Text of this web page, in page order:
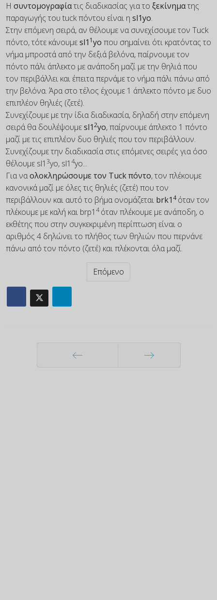
Η συντομογραφίατις διαδικασίας για το ξεκίνηματης
παραγωγής του tuck πόντου είναι η sl1yo.
Στην επόμενη σειρά, αν θέλουμε να συνεχίσουμε τον Tuck
πόντο, τότε κάνουμεsl1 1yo που σημαίνει ότι κρατόντας το
νήμα μπροστά από την δεξιά βελόνα, παίρνουμε τον
πόντο πάλι άπλεκτο με ανάποδη μαζί με την θηλιά που
τον περιβάλλει και έπειτα περνάμε το νήμα πάλι πάνω από
την βελόνα. Άρα στο τέλος έχουμε 1 άπλεκτο πόντο με δυο
επιπλέον θηλιές (ζετέ).
Συνεχίζουμε με την ίδια διαδικασία, δηλαδή στην επόμενη
σειρά θα δουλέψουμεsl12yo, παίρνουμε άπλεκτο 1 πόντο
μαζί με τις επιπλέον δυο θηλιές που τον περιβάλλουν.
Συνεχίζουμε την διαδικασία στις επόμενες σειρές για όσο
θέλουμε sl1 3yo, sl1 4yo...
Για ναολοκληρώσουμε τον Tuck πόντο, τον πλέκουμε
κανονικά μαζί με όλες τις θηλιές (ζετέ) που τον
περιβάλλουν και αυτό το βήμα ονομάζεται brk1 4όταν τον
πλέκουμε με καλή και brp1 4όταν πλέκουμε με ανάποδη, ο
εκθέτης που στην συγκεκριμένη περίπτωση είναι ο
αριθμός 4 δηλώνει το πλήθος των θηλιών που περνάνε
πάνω από τον πόντο (ζετέ) και πλέκονται όλα μαζί.
Επόμενο